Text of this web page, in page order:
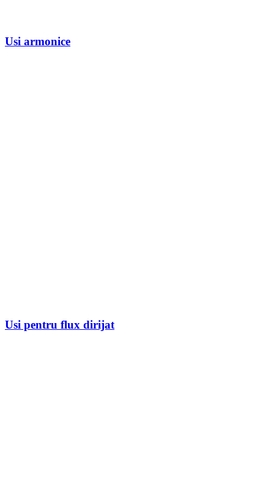
Usi armonice
Usi pentru flux dirijat